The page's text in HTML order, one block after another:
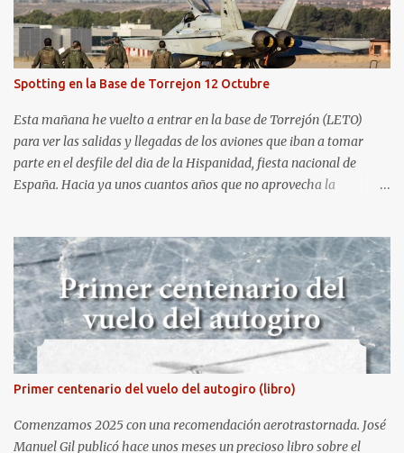
aeródromo de La Morgal (todavía no he tenido tiempo de
procesar esas imágenes). Al día siguiente, asistí al Festival Aéreo de
Gijón . He aquí algunas de las tomas que realicé este pasado
domingo.
Spotting en la Base de Torrejon 12 Octubre
Esta mañana he vuelto a entrar en la base de Torrejón (LETO)
para ver las salidas y llegadas de los aviones que iban a tomar
parte en el desfile del dia de la Hispanidad, fiesta nacional de
España. Hacia ya unos cuantos años que no aprovecha la
cercano en la senda de aterrizaje) pero... no es lo mismo :-) La cita
comenzaba a las 8:30 de la mañana en el control de seguridad de
la base militar con mas de 100 personas haciendo cola para
identificarnos antes de acceder. Una vez dentro, como otras
ocasiones, hemos dejado los coches en una zona común desde la
que nos han trasladado en autobuses por el interior de la base. La
primera parada ha sido en la plataforma al lado de donde estaban
aparcados los F18 y donde también había un veterano F4 Phantom
. Mientras tirábamos las primeras fotos los pilotos iban entrando
en sus aparatos y comenzaba la sinfoní...
Primer centenario del vuelo del autogiro (libro)
Comenzamos 2025 con una recomendación aerotrastornada. José
Manuel Gil publicó hace unos meses un precioso libro sobre el